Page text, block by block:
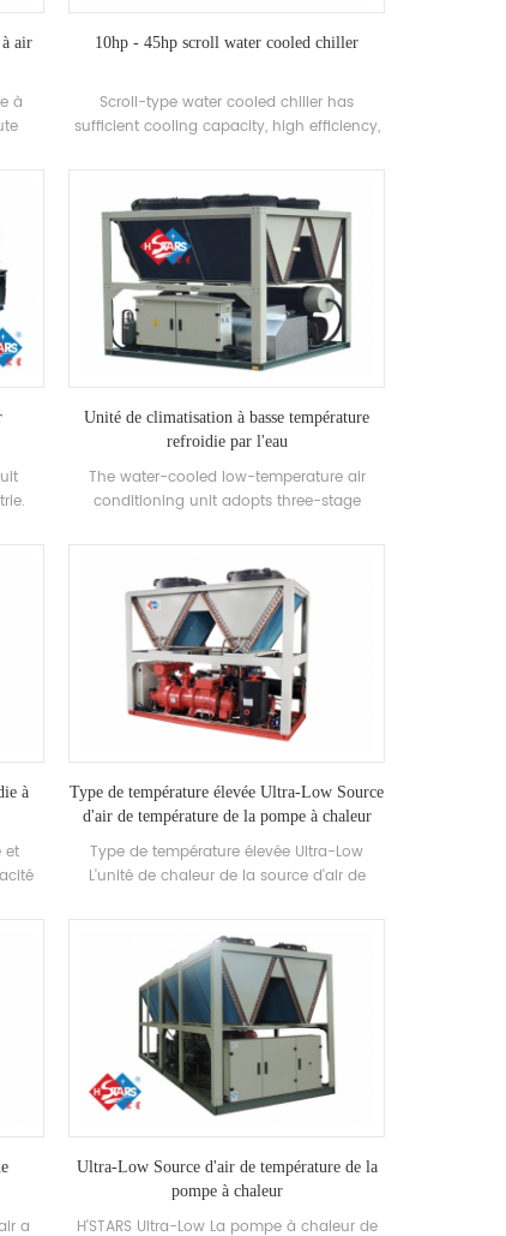
air
à
et
10hp - 45hp scroll water cooled chiller
Scroll-type water cooled chiller has
sufficient cooling capacity, high efficiency,
energy efficiency rating is 4-2. cooling
capacity range: 21500 kcal to 113400 kcal
(10HP~45HP), suitable for small and
medium-sized offices, factory workshops,
hotels, villas, etc
Unité de climatisation à basse température
refroidie par l'eau
The water-cooled low-temperature air
conditioning unit adopts three-stage
according to the cooling load demand of
the use environment. The unit adopts a
special microcomputer controller to control
the low-temperature action process, and
automatically operates after setting the
temperature according to actual needs.
The outer plate is made of stainless steel,
which meets the hygiene requirements of
food production.
à
et
de
et
Type de température élevée Ultra-Low Source
d'air de température de la pompe à chaleur
Type de température élevée Ultra-Low
L'unité de chaleur de la source d'air de
chaude haute température à travers la
pompe à chaleur avec une capacité de
chauffage nominale 88kw Puissance
d'entrée 37.5kw Plage de température de
l'eau chaude 55 ° C-85 ° C
a
Ultra-Low Source d'air de température de la
pompe à chaleur
H'STARS Ultra-Low La pompe à chaleur de